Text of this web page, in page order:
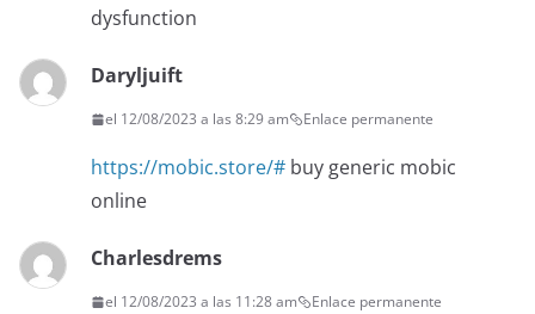
dysfunction
Daryljuift
el 12/08/2023 a las 8:29 am Enlace permanente
https://mobic.store/# buy generic mobic
online
Charlesdrems
el 12/08/2023 a las 11:28 am Enlace permanente